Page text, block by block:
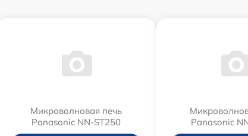
Микроволновая печь
Panasonic NN-ST250
Panasonic